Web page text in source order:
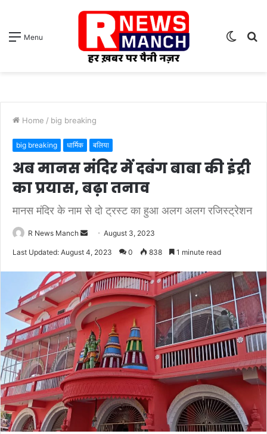
Menu
Switch
Home / big breaking
big breaking धार्मिक बलिया
अब मानस मंदिर में दबंग बाबा की इंट्री
का प्रयास, बढ़ा तनाव
मानस मंदिर के नाम से दो ट्रस्ट का हुआ अलग अलग रजिस्ट्रेशन
R News Manch
SendAugust 3, 2023
Last Updated: August 4, 2023 0 838 1 minute read